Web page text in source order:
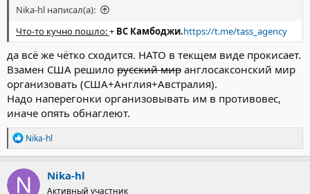
Nika-hl написал(а):
Что-то кучно пошло:+ ВС Камбоджи.https://t.me/tass_agency
да всё же чётко сходится. НАТО в текщем виде прокисает.
Взамен США решило русский мир англосаксонский мир
организовать (США+Англия+Австралия).
Надо наперегонки организовывать им в противовес,
иначе опять обнаглеют.
Р
е
а
к
ц
Nika-hl
Nika-hl
Активный участник